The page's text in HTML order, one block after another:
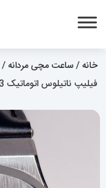
خانه /ساعت مچی مردانه /
فیلیپ ناتیلوس اتوماتیک Patek Philippe NUATILOS 020513